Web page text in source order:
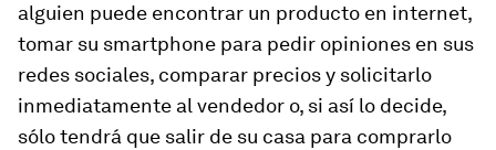
alguien puede encontrar un producto en internet,
tomar su smartphone para pedir opiniones en sus
redes sociales, comparar precios y solicitarlo
inmediatamente al vendedor o, si así lo decide,
sólo tendrá que salir de su casa para comprarlo